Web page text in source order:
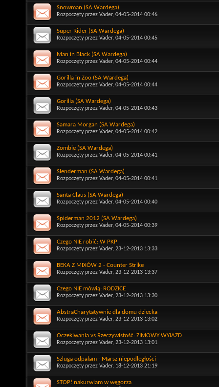
Snowman (SA Wardega)
Rozpoczęty przez Vader, 04-05-2014 00:46
Super Rider (SA Wardega)
Rozpoczęty przez Vader, 04-05-2014 00:45
Man in Black (SA Wardega)
Rozpoczęty przez Vader, 04-05-2014 00:44
Gorilla in Zoo (SA Wardega)
Rozpoczęty przez Vader, 04-05-2014 00:44
Gorilla (SA Wardega)
Rozpoczęty przez Vader, 04-05-2014 00:43
Samara Morgan (SA Wardega)
Rozpoczęty przez Vader, 04-05-2014 00:42
Zombie (SA Wardega)
Rozpoczęty przez Vader, 04-05-2014 00:41
Slenderman (SA Wardega)
Rozpoczęty przez Vader, 04-05-2014 00:41
Santa Claus (SA Wardega)
Rozpoczęty przez Vader, 04-05-2014 00:40
Spiderman 2012 (SA Wardega)
Rozpoczęty przez Vader, 04-05-2014 00:39
Czego NIE robić: W PKP
Rozpoczęty przez Vader, 23-12-2013 13:33
BEKA Z MIXÓW 2 - Counter Strike
Rozpoczęty przez Vader, 23-12-2013 13:37
Czego NIE mówią: RODZICE
Rozpoczęty przez Vader, 23-12-2013 13:30
AbstraCharytatywnie dla domu dziecka
Rozpoczęty przez Vader, 23-12-2013 13:02
Oczekiwania vs Rzeczywistość: ZIMOWY WYJAZD
Rozpoczęty przez Vader, 23-12-2013 13:01
Szluga odpalam - Marsz niepodległości
Rozpoczęty przez Vader, 18-12-2013 21:19
STOP! nakurwiam w węgorza